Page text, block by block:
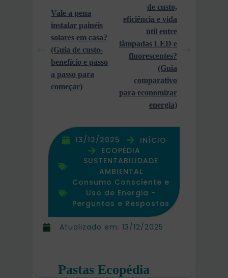
Atualizado em: 13/12/2025
Vale a pena
instalar painéis
solares em casa?
(Guia de custo-
benefício e passo
a passo para
começar)
de custo,
eficiência e vida
útil entre
lâmpadas LED e
fluorescentes?
(Guia
comparativo
para economizar
energia)
13/12/2025
INÍCIO
ECOPÉDIA
SUSTENTABILIDADE
AMBIENTAL
Consumo Consciente e
Uso de Energia -
Perguntas e Respostas
Pastas Ecopédia